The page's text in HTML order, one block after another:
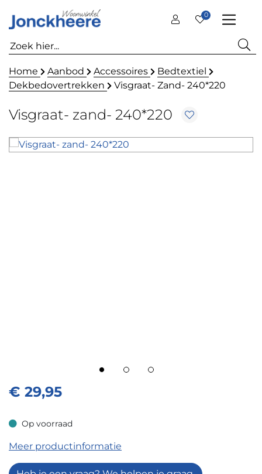
0
Home Aanbod Accessoires
Bedtextiel
Dekbedovertrekken
Visgraat- Zand- 240*220
Visgraat- zand- 240*220
€ 29,95
Op voorraad
Op voorraad
Meer productinformatie